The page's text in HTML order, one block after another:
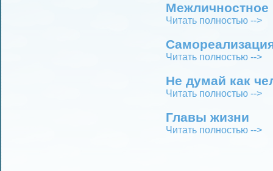
Межличностное
Читать полностью -->
Читать полностью -->
Не думай как
Читать полностью -->
Главы жизни
Читать полностью -->